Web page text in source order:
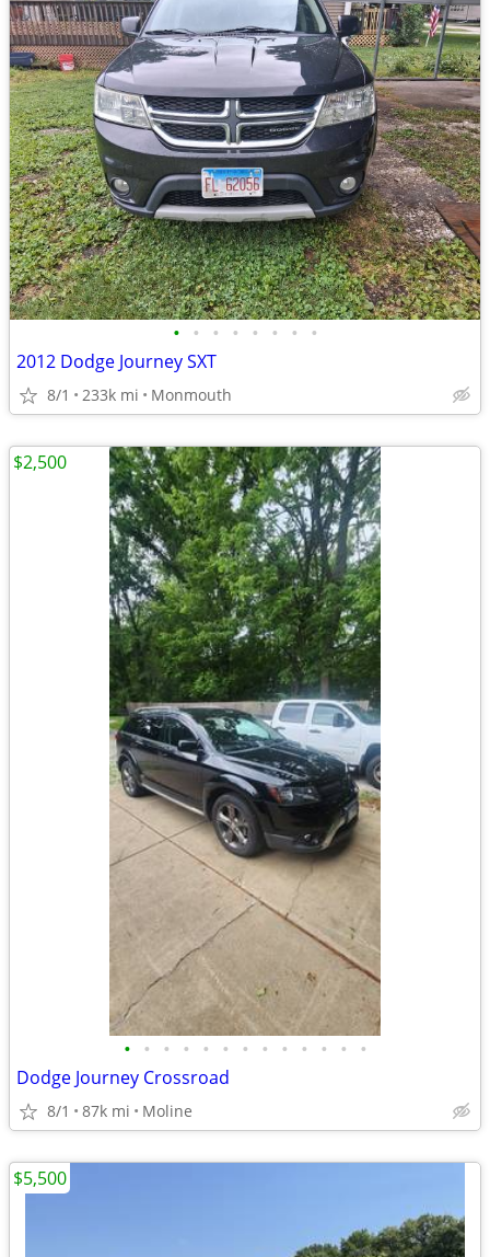
• • • • • • • •
2012 Dodge Journey SXT
8/1 233k mi Monmouth
• • • • • • • • • • • • •
Dodge Journey Crossroad
8/1 87k mi Moline
$2,500
$5,500